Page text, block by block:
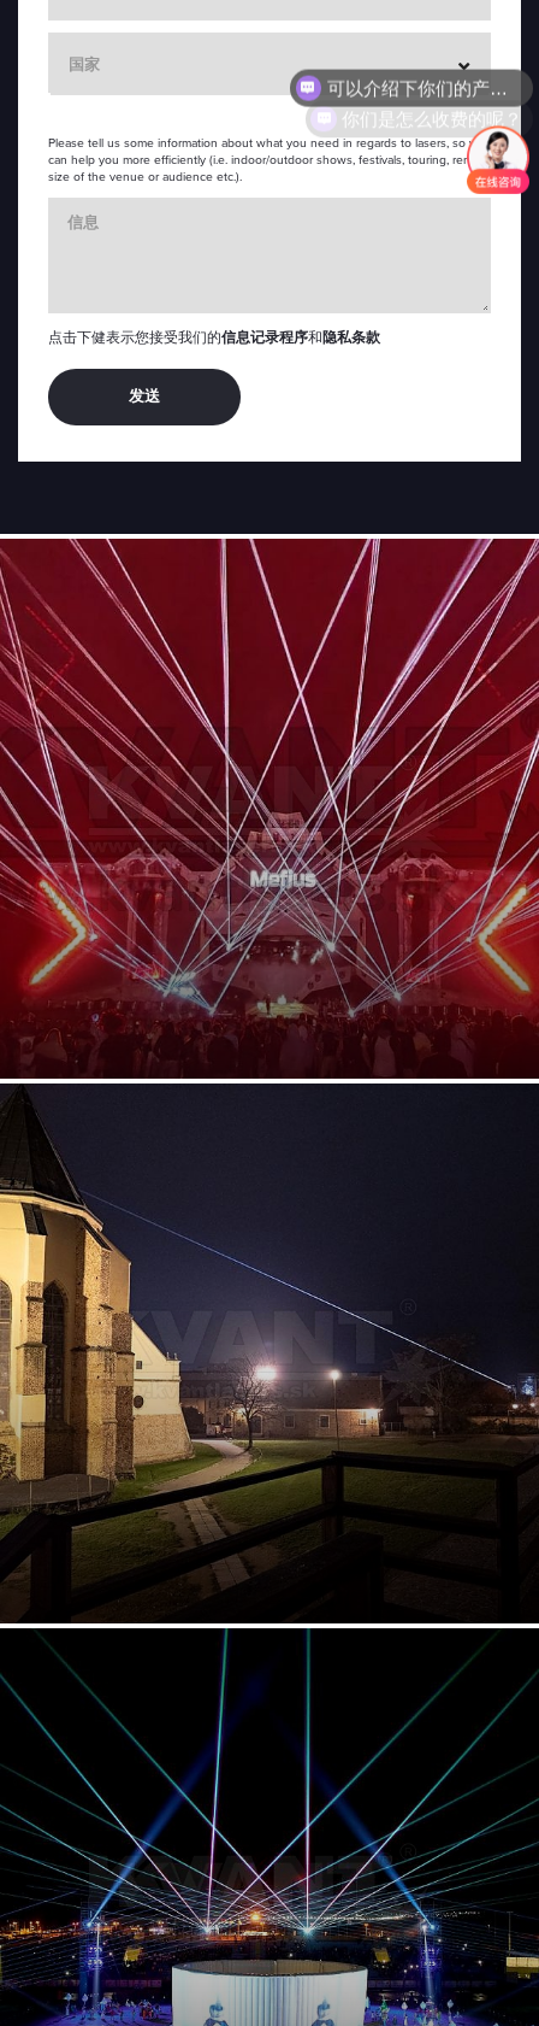
国家
Please tell us some information about what you need in regards to lasers, so we
can help you more efficiently (i.e. indoor/outdoor shows, festivals, touring, rental,
size of the venue or audience etc.).
Cmessage
点击下健表示您接受我们的信息记录程序和 隐私条款
你们是怎么收费的呢？